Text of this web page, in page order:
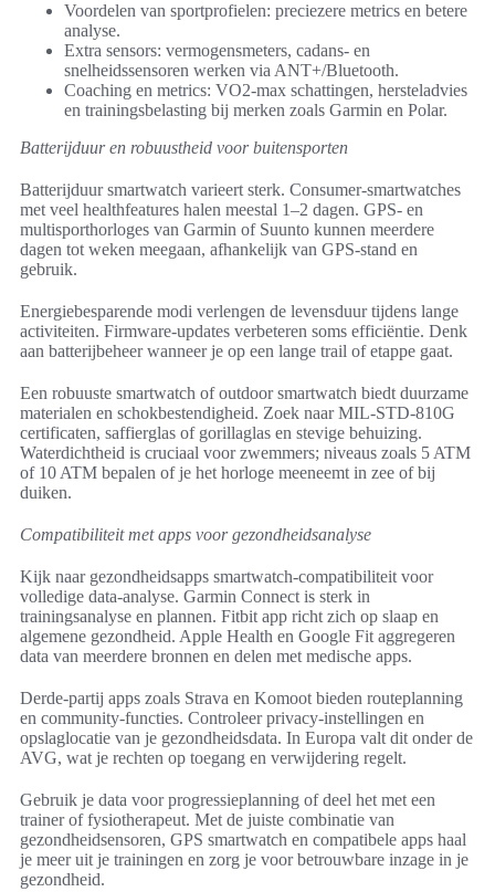
Voordelen van sportprofielen: preciezere metrics en betere
analyse.
Extra sensors: vermogensmeters, cadans- en
snelheidssensoren werken via ANT+/Bluetooth.
Coaching en metrics: VO2-max schattingen, hersteladvies
en trainingsbelasting bij merken zoals Garmin en Polar.
Batterijduur en robuustheid voor buitensporten
Batterijduur smartwatch varieert sterk. Consumer-smartwatches
met veel healthfeatures halen meestal 1–2 dagen. GPS- en
multisporthorloges van Garmin of Suunto kunnen meerdere
dagen tot weken meegaan, afhankelijk van GPS-stand en
gebruik.
Energiebesparende modi verlengen de levensduur tijdens lange
activiteiten. Firmware-updates verbeteren soms efficiëntie. Denk
aan batterijbeheer wanneer je op een lange trail of etappe gaat.
Een robuuste smartwatch of outdoor smartwatch biedt duurzame
materialen en schokbestendigheid. Zoek naar MIL-STD-810G
certificaten, saffierglas of gorillaglas en stevige behuizing.
Waterdichtheid is cruciaal voor zwemmers; niveaus zoals 5 ATM
of 10 ATM bepalen of je het horloge meeneemt in zee of bij
duiken.
Compatibiliteit met apps voor gezondheidsanalyse
Kijk naar gezondheidsapps smartwatch-compatibiliteit voor
volledige data-analyse. Garmin Connect is sterk in
trainingsanalyse en plannen. Fitbit app richt zich op slaap en
algemene gezondheid. Apple Health en Google Fit aggregeren
data van meerdere bronnen en delen met medische apps.
Derde-partij apps zoals Strava en Komoot bieden routeplanning
en community-functies. Controleer privacy-instellingen en
opslaglocatie van je gezondheidsdata. In Europa valt dit onder de
AVG, wat je rechten op toegang en verwijdering regelt.
Gebruik je data voor progressieplanning of deel het met een
trainer of fysiotherapeut. Met de juiste combinatie van
gezondheidsensoren, GPS smartwatch en compatibele apps haal
je meer uit je trainingen en zorg je voor betrouwbare inzage in je
gezondheid.